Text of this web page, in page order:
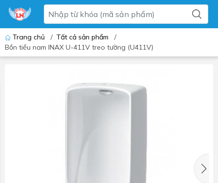
Trang chủ / Tất cả sản phẩm
/
Bồn tiểu nam INAX U-411V treo tường (U411V)